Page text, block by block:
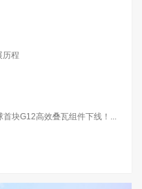
历程
块G12高效叠瓦组件下线！...